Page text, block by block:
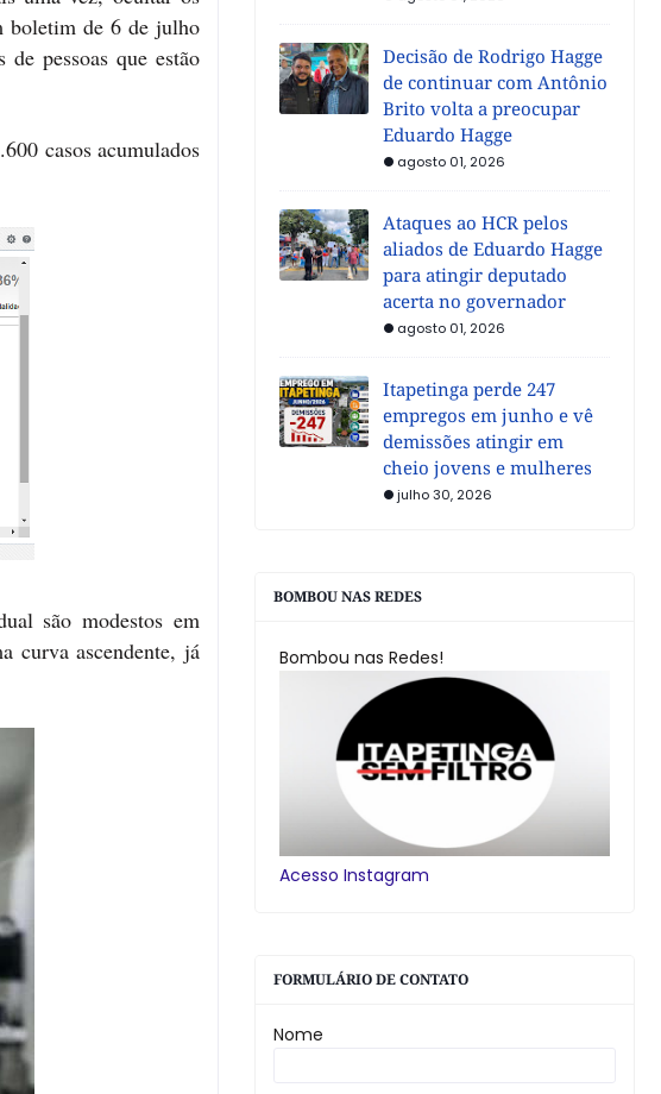
boletim de 6 de julho
pessoas que estão
casos acumulados
são modestos em
curva ascendente, já
Decisão de Rodrigo Hagge
de continuar com Antônio
Brito volta a preocupar
Eduardo Hagge
agosto 01, 2026
Ataques ao HCR pelos
aliados de Eduardo Hagge
para atingir deputado
acerta no governador
agosto 01, 2026
Itapetinga perde 247
empregos em junho e vê
demissões atingir em
cheio jovens e mulheres
julho 30, 2026
BOMBOU NAS REDES
Bombou nas Redes!
Acesso Instagram
FORMULÁRIO DE CONTATO
Nome